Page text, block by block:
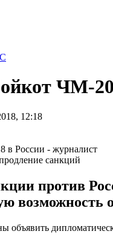
ЧМ-
12:18
санкций
против
возможность
объявить